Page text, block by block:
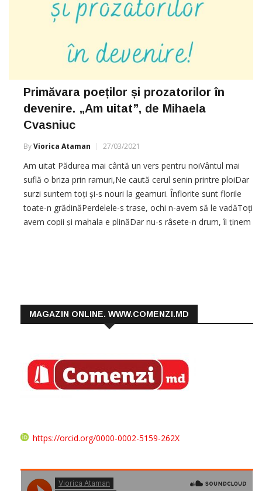
Primăvara poeților și prozatorilor în
devenire. „Am uitat”, de Mihaela
Cvasniuc
ByViorica Ataman 27/03/2021
Am uitat Pădurea mai cântă un vers pentru noiVântul mai
suflă o briza prin ramuri,Ne caută cerul senin printre ploiDar
surzi suntem toți și-s nouri la geamuri. Înflorite sunt florile
toate-n grădinăPerdelele-s trase, ochi n-avem să le vadăToți
avem copii și mahala e plinăDar nu-s râsete-n drum, îi ținem
MAGAZIN ONLINE. WWW.COMENZI.MD
https://orcid.org/0000-0002-5159-262X